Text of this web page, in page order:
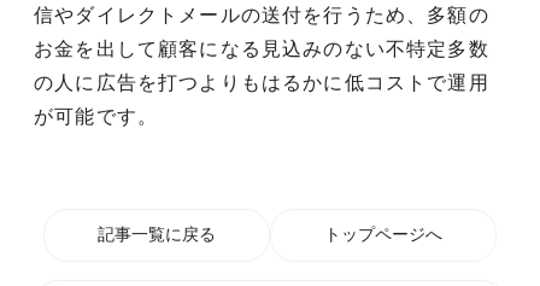
信やダイレクトメールの送付を行うため、多額の
お金を出して顧客になる見込みのない不特定多数
の人に広告を打つよりもはるかに低コストで運用
が可能です。
記事一覧に戻る トップページへ